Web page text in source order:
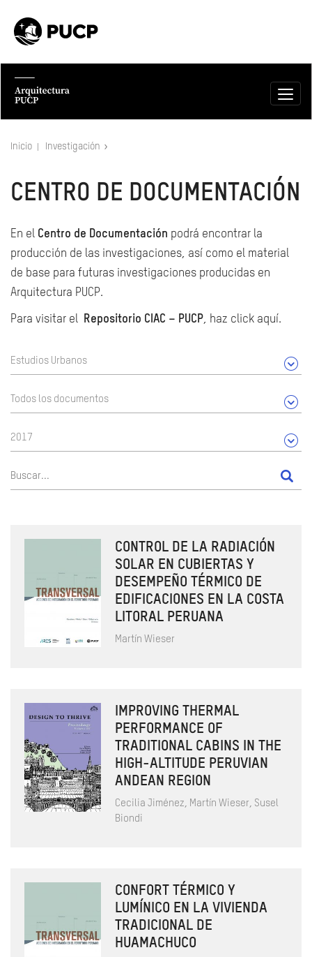
Inicio Investigación
CENTRO DE DOCUMENTACIÓN
En el Centro de Documentación podrá encontrar la
producción de las investigaciones, así como el material
de base para futuras investigaciones producidas en
Arquitectura PUCP.
Para visitar el Repositorio CIAC – PUCP, haz click aquí.
Estudios Urbanos
Todos los documentos
2017
CONTROL DE LA RADIACIÓN
SOLAR EN CUBIERTAS Y
DESEMPEÑO TÉRMICO DE
EDIFICACIONES EN LA COSTA
LITORAL PERUANA
Martín Wieser
IMPROVING THERMAL
PERFORMANCE OF
TRADITIONAL CABINS IN THE
HIGH-ALTITUDE PERUVIAN
ANDEAN REGION
Cecilia Jiménez, Martín Wieser, Susel
Biondi
CONFORT TÉRMICO Y
LUMÍNICO EN LA VIVIENDA
TRADICIONAL DE
HUAMACHUCO